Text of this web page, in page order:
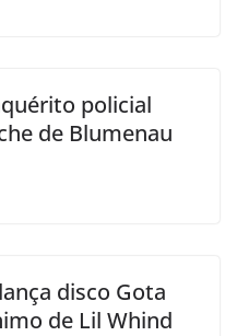
policial
de Blumenau
disco Gota
de Lil Whind